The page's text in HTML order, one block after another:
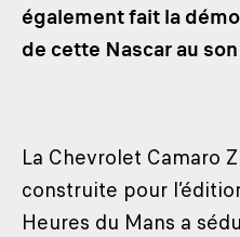
également fait la
de cette Nascar au
La Chevrolet Camaro
construite pour
Heures du Mans a